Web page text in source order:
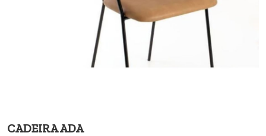
CADEIRA ADA